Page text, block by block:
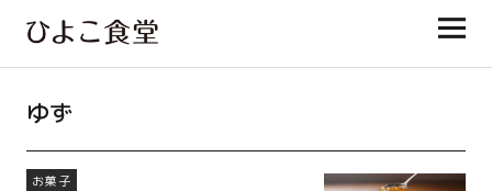
ひよこ食堂
ゆず
お菓子